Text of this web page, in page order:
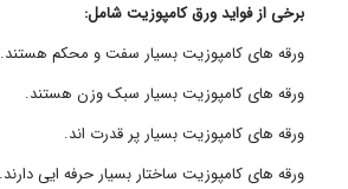
برخی از فواید ورق کامپوزیت شامل:
ورقه های کامپوزیت بسیار سفت و محکم هستند.
ورقه های کامپوزیت بسیار سبک وزن هستند.
ورقه های کامپوزیت بسیار پر قدرت اند.
ورقه های کامپوزیت ساختار بسیار حرفه ایی دارند.